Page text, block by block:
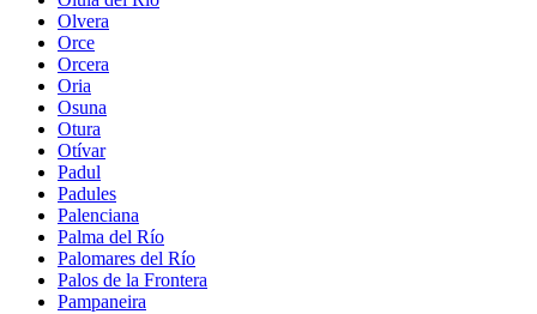
Olvera
Orce
Orcera
Oria
Osuna
Otura
Otívar
Padul
Padules
Palenciana
Palma del Río
Palomares del Río
Palos de la Frontera
Pampaneira